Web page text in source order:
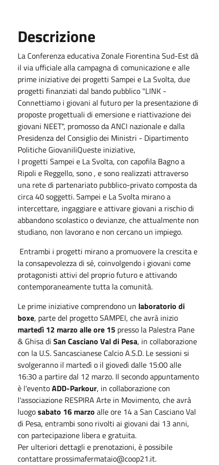
Descrizione
La Conferenza educativa Zonale Fiorentina Sud-Est dà
il via ufficiale alla campagna di comunicazione e alle
prime iniziative dei progetti Sampei e La Svolta, due
progetti finanziati dal bando pubblico "LINK -
Connettiamo i giovani al futuro per la presentazione di
proposte progettuali di emersione e riattivazione dei
giovani NEET", promosso da ANCI nazionale e dalla
Presidenza del Consiglio dei Ministri - Dipartimento
Politiche GiovaniliQueste iniziative,
I progetti Sampei e La Svolta, con capofila Bagno a
Ripoli e Reggello, sono , e sono realizzati attraverso
una rete di partenariato pubblico-privato composta da
circa 40 soggetti. Sampei e La Svolta mirano a
intercettare, ingaggiare e attivare giovani a rischio di
abbandono scolastico o devianze, che attualmente non
studiano, non lavorano e non cercano un impiego.
Entrambi i progetti mirano a promuovere la crescita e
la consapevolezza di sé, coinvolgendo i giovani come
protagonisti attivi del proprio futuro e attivando
contemporaneamente tutta la comunità.
Le prime iniziative comprendono un laboratorio di
boxe, parte del progetto SAMPEI, che avrà inizio
martedì 12 marzo alle ore 15 presso la Palestra Pane
& Ghisa di San Casciano Val di Pesa, in collaborazione
con la U.S. Sancascianese Calcio A.S.D. Le sessioni si
svolgeranno il martedì o il giovedì dalle 15:00 alle
16:30 a partire dal 12 marzo. Il secondo appuntamento
è l'eventoADD-Parkour, in collaborazione con
l'associazione RESPIRA Arte in Movimento, che avrà
luogosabato 16 marzo alle ore 14 a San Casciano Val
di Pesa, entrambi sono rivolti ai giovani dai 13 anni,
con partecipazione libera e gratuita.
Per ulteriori dettagli e prenotazioni, è possibile
contattare prossimafermataio@coop21.it.